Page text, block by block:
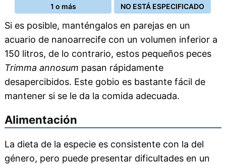
1 o más
NO ESTÁ ESPECIFICADO
Si es posible, manténgalos en parejas en un
acuario de nanoarrecife con un volumen inferior a
150 litros, de lo contrario, estos pequeños peces
Trimma annosum pasan rápidamente
desapercibidos. Este gobio es bastante fácil de
mantener si se le da la comida adecuada.
Alimentación
La dieta de la especie es consistente con la del
género, pero puede presentar dificultades en un